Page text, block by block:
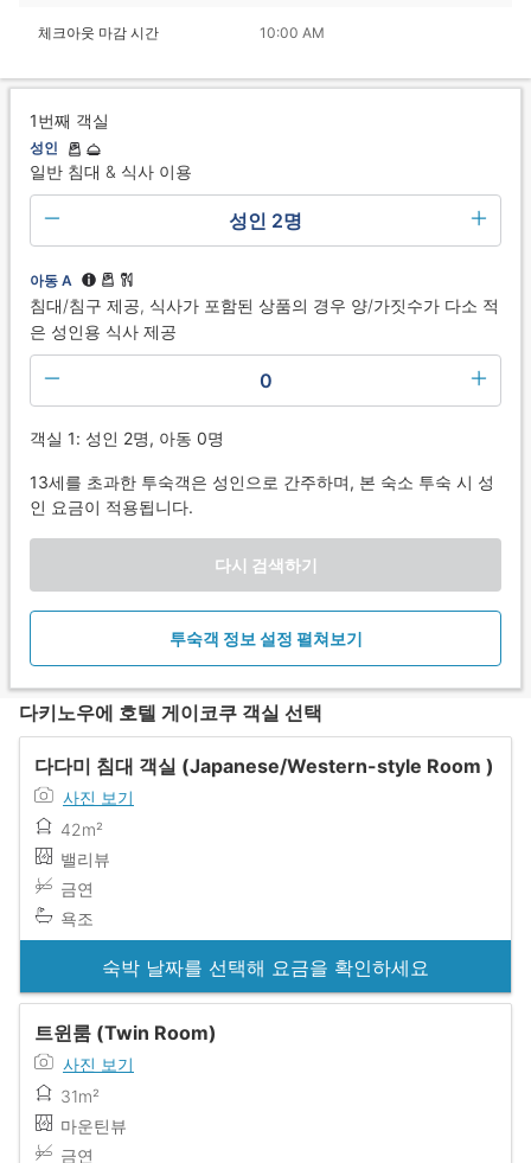
체크아웃 마감 시간 10:00 AM
1번째 객실
성인
일반 침대 & 식사 이용
성인 2명
아동 A
침대/침구 제공, 식사가 포함된 상품의 경우 양/가짓수가 다소 적
은 성인용 식사 제공
0
객실 1: 성인 2명, 아동 0명
13세를 초과한 투숙객은 성인으로 간주하며, 본 숙소 투숙 시 성
인 요금이 적용됩니다.
다시 검색하기
투숙객 정보 설정 펼쳐보기
다키노우에 호텔 게이코쿠 객실 선택
다다미 침대 객실 (Japanese/Western-style Room )
사진 보기
42m²
밸리뷰
금연
욕조
숙박 날짜를 선택해 요금을 확인하세요
트윈룸 (Twin Room)
사진 보기
31m²
마운틴뷰
금연